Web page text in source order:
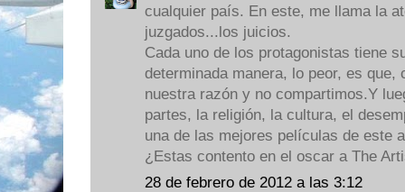
cualquier país. En este, me llama la
juzgados...los juicios.
Cada uno de los protagonistas tiene
determinada manera, lo peor, es que,
nuestra razón y no compartimos.Y
partes, la religión, la cultura, el
una de las mejores películas de este
¿Estas contento en el oscar a The
28 de febrero de 2012 a las 3:12